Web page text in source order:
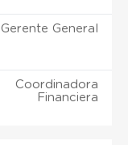
Gerente General
Coordinadora
Financiera